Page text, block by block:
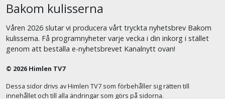
Bakom kulisserna
Våren 2026 slutar vi producera vårt tryckta nyhetsbrev Bakom
kulisserna. Få programnyheter varje vecka i din inkorg i stället
genom att beställa e-nyhetsbrevet Kanalnytt ovan!
© 2026 Himlen TV7
Dessa sidor drivs av Himlen TV7 som förbehåller sig rätten till
innehållet och till alla ändringar som görs på sidorna.